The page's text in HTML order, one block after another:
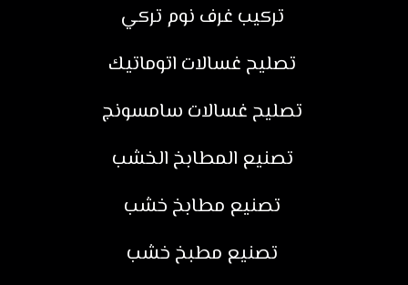
تركيب غرف نوم تركي
تصليح غسالات اتوماتيك
تصليح غسالات سامسونج
تصنيع المطابخ الخشب
تصنيع مطابخ خشب
تصنيع مطبخ خشب